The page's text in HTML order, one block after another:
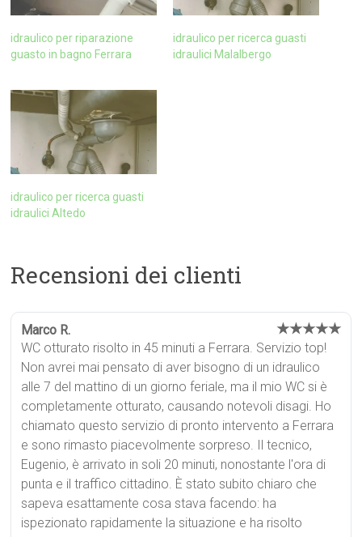
idraulico per riparazione
guasto in bagno Ferrara
idraulico per ricerca guasti
idraulici Malalbergo
idraulico per ricerca guasti
idraulici Altedo
Recensioni dei clienti
Marco R. ★★★★★
WC otturato risolto in 45 minuti a Ferrara. Servizio top!
Non avrei mai pensato di aver bisogno di un idraulico
alle 7 del mattino di un giorno feriale, ma il mio WC si è
completamente otturato, causando notevoli disagi. Ho
chiamato questo servizio di pronto intervento a Ferrara
e sono rimasto piacevolmente sorpreso. Il tecnico,
Eugenio, è arrivato in soli 20 minuti, nonostante l'ora di
punta e il traffico cittadino. È stato subito chiaro che
sapeva esattamente cosa stava facendo: ha
ispezionato rapidamente la situazione e ha risolto